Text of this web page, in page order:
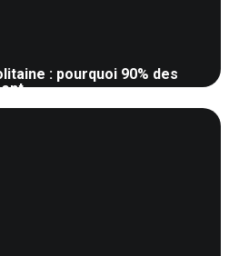
: pourquoi 90% des